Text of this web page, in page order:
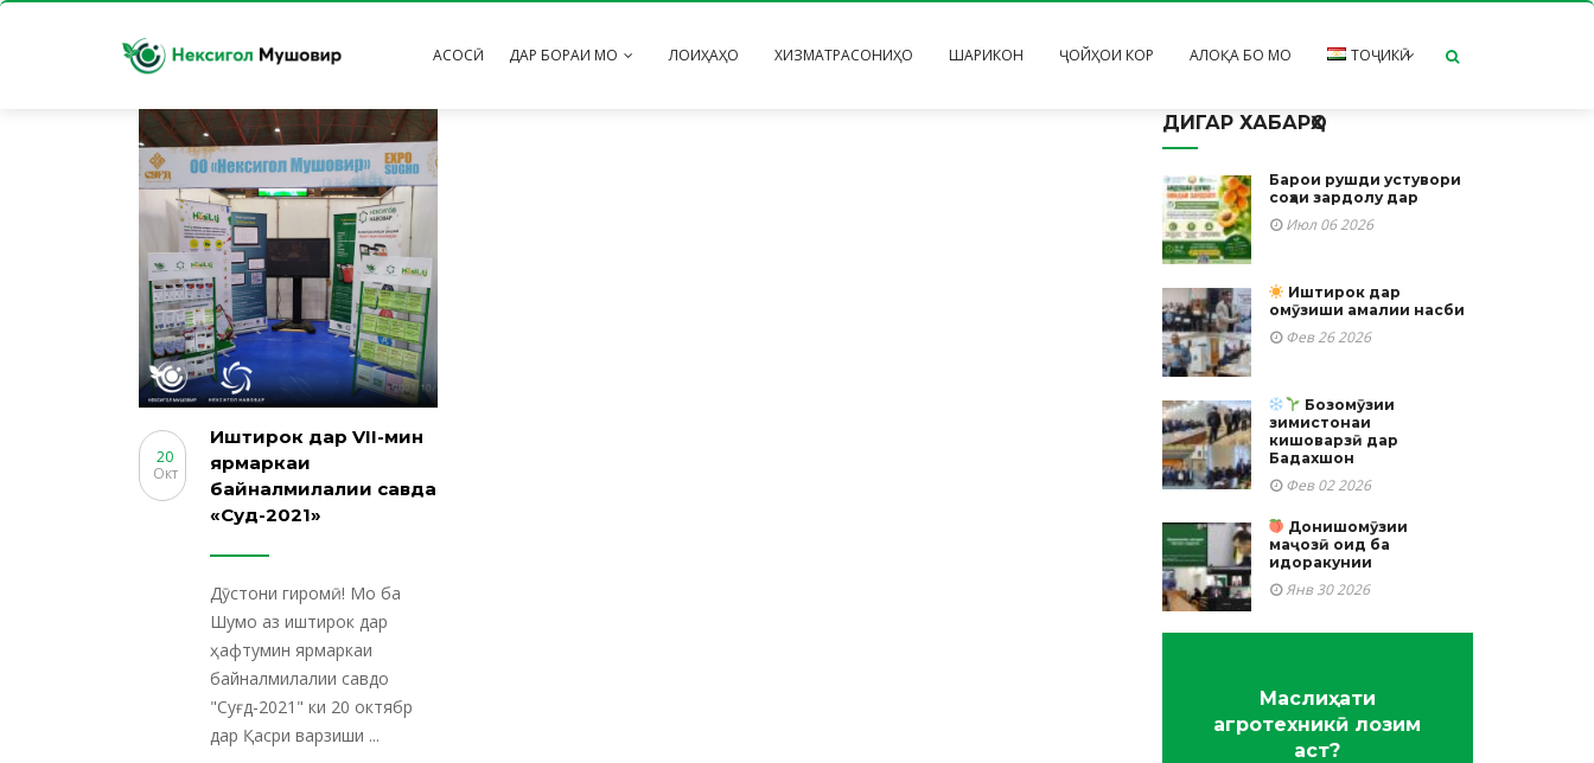
АСОСӢ ДАР БОРАИ МО ЛОИҲАҲО ХИЗМАТРАСОНИҲО ШАРИКОН ҶОЙҲОИ КОР АЛОҚА БО МО ТОҶИКӢ
English
Иштирок дар VII-мин
ярмаркаи
байналмилалии савда
«Суғд-2021»
20
Окт
Дӯстони гиромӣ! Мо ба
Шумо аз иштирок дар
ҳафтумин ярмаркаи
байналмилалии савдо
"Суғд-2021" ки 20 октябр
дар Қасри варзиши ...
ДИГАР ХАБАРҲО
Барои рушди устувори
соҳаи зардолу дар
Июл 06 2026
Иштирок дар
омӯзиши амалии насби
Фев 26 2026
Бозомӯзии
зимистонаи
кишоварзӣ дар
Бадахшон
Фев 02 2026
Донишомӯзии
маҷозӣ оид ба
идоракунии
Янв 30 2026
Маслиҳати
агротехникӣ лозим
аст?